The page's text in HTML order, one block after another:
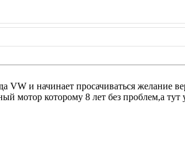
VW и начинает просачиваться желание
мотор которому 8 лет без проблем,а